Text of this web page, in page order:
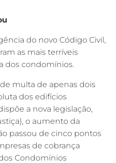
do novo Código Civil,
as mais terríveis
dos condomínios.
multa de apenas dois
dos edifícios
a nova legislação,
o aumento da
passou de cinco pontos
de cobrança
Condomínios